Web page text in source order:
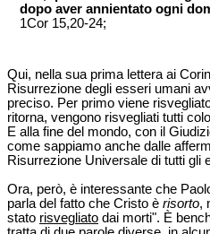
dopo aver annientato ogni
1Cor 15,20-24;
Qui, nella sua prima lettera ai
Risurrezione degli esseri umani
preciso. Per primo viene
ritorna, vengono risvegliati tutti
E alla fine del mondo, con il
come sappiamo anche dalle
Risurrezione Universale di tutti gli
Ora, però, è interessante che
parla del fatto che Cristo è risorto,
stato risvegliato dai morti". È